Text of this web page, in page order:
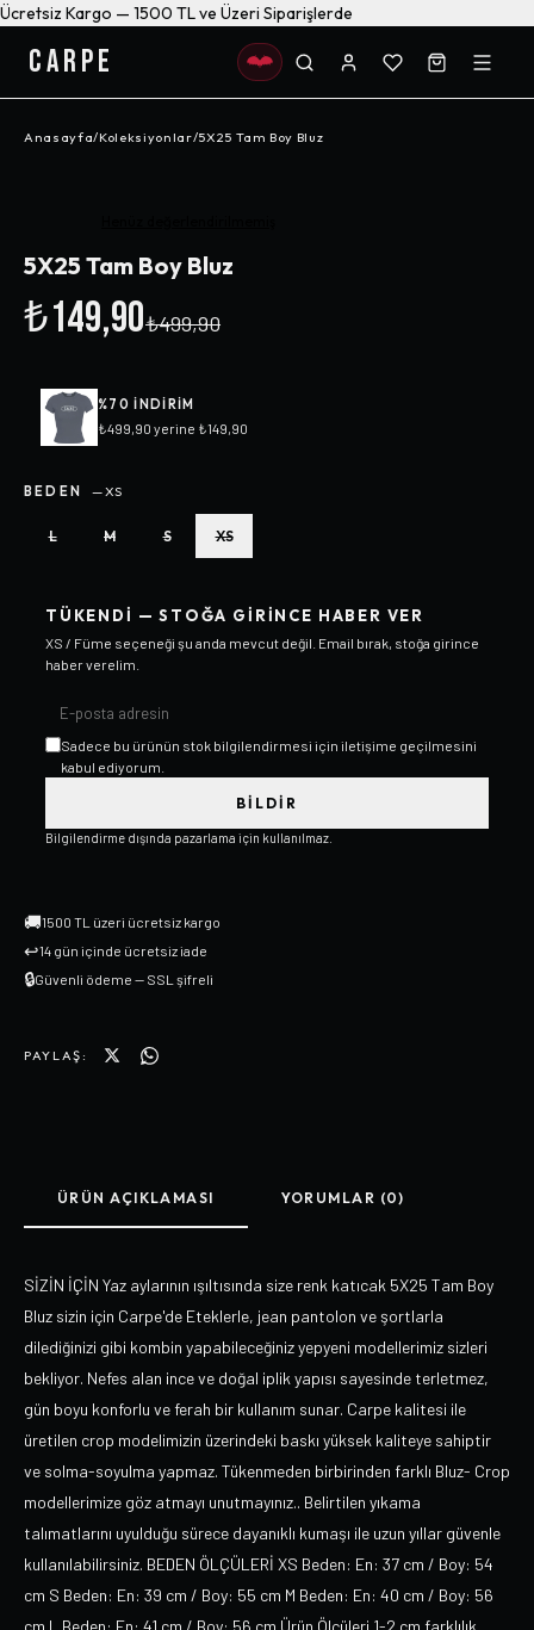
Ücretsiz Kargo — 1500 TL ve Üzeri Siparişlerde
CARPE
Anasayfa/Koleksiyonlar/5X25 Tam Boy Bluz
5X25 Tam Boy Bluz
₺149,90₺499,90
%70 INDIRIM
₺499,90 yerine ₺149,90
BEDEN —XS
L M S XS
TÜKENDI — STOĞA GIRINCE HABER VER
XS / Füme seçeneği şu anda mevcut değil. Email bırak, stoğa girince
haber verelim.
Sadece bu ürünün stok bilgilendirmesi için iletişime geçilmesini
kabul ediyorum.
BILDIR
Bilgilendirme dışında pazarlama için kullanılmaz.
🚚1500 TL üzeri ücretsiz kargo
↩14 gün içinde ücretsiz iade
🔒Güvenli ödeme — SSL şifreli
PAYLAŞ:
ÜRÜN AÇIKLAMASI YORUMLAR (0)
SİZİN İÇİN Yaz aylarının ışıltısında size renk katıcak 5X25 Tam Boy
Bluz sizin için Carpe'de Eteklerle, jean pantolon ve şortlarla
dilediğinizi gibi kombin yapabileceğiniz yepyeni modellerimiz sizleri
bekliyor. Nefes alan ince ve doğal iplik yapısı sayesinde terletmez,
gün boyu konforlu ve ferah bir kullanım sunar. Carpe kalitesi ile
üretilen crop modelimizin üzerindeki baskı yüksek kaliteye sahiptir
ve solma-soyulma yapmaz. Tükenmeden birbirinden farklı Bluz- Crop
modellerimize göz atmayı unutmayınız.. Belirtilen yıkama
talımatlarını uyulduğu sürece dayanıklı kumaşı ile uzun yıllar güvenle
kullanılabilirsiniz. BEDEN ÖLÇÜLERİ XS Beden: En: 37 cm / Boy: 54
cm S Beden: En: 39 cm / Boy: 55 cm M Beden: En: 40 cm / Boy: 56
cm L Beden: En: 41 cm / Boy: 56 cm Ürün Ölçüleri 1-2 cm farklılık